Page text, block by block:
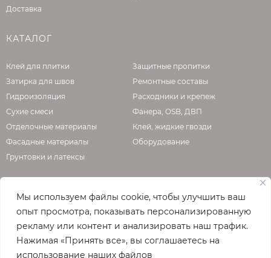
Мы используем файлы cookie, чтобы улучшить ваш
опыт просмотра, показывать персонализированную
рекламу или контент и анализировать наш трафик.
Нажимая «Принять все», вы соглашаетесь на
использование наших файлов
Доставка
КАТАЛОГ
Клей для плитки
Затирка для швов
Гидроизоляция
Сухие смеси
Отделочные материалы
Фасадные материалы
Грунтовки и латексы
Защитные пропитки
Ремонтные составы
Расходники и крепеж
Фанера, OSB, ДВП
Клей, жидкие гвозди
Оборудование
О КОМПАНИИ
Официальная страница сайта